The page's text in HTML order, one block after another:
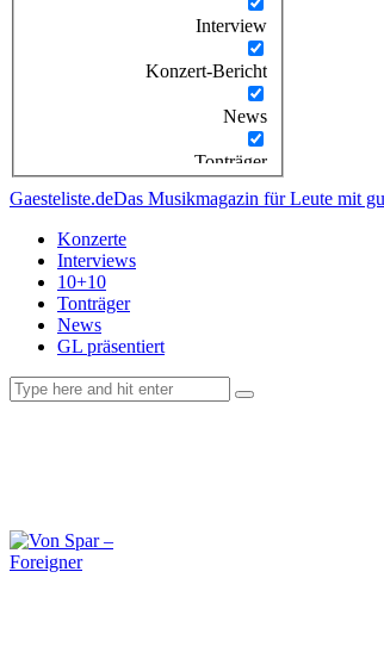
Interview
Konzert-Bericht
News
Tonträger
Gaesteliste.deDas Musikmagazin für Leute mit
Konzerte
Interviews
10+10
Tonträger
News
GL präsentiert